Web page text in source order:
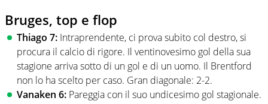
Bruges, top e flop
Thiago 7: Intraprendente, ci prova subito col destro, si
procura il calcio di rigore. Il ventinovesimo gol della sua
stagione arriva sotto di un gol e di un uomo. Il Brentford
non lo ha scelto per caso. Gran diagonale: 2-2.
Vanaken 6: Pareggia con il suo undicesimo gol stagionale.